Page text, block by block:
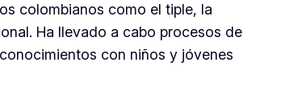
colombianos como el tiple, la
Ha llevado a cabo procesos de
con niños y jóvenes